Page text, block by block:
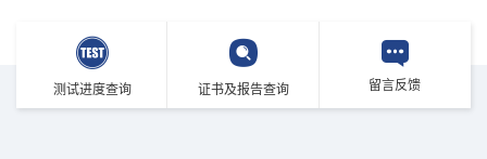
测试进度查询 证书及报告查询 留言反馈